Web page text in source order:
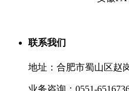
联系我们
地址：合肥市蜀山区赵